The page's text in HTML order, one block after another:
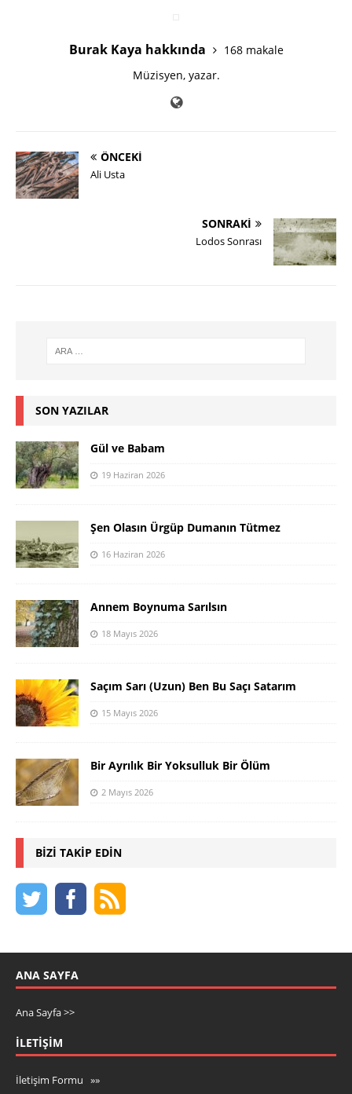
Burak Kaya hakkında
168 makale
Müzisyen, yazar.
ÖNCEKI
Ali Usta
SONRAKI
Lodos Sonrası
SON YAZILAR
Gül ve Babam
19 Haziran 2026
Şen Olasın Ürgüp Dumanın Tütmez
16 Haziran 2026
Annem Boynuma Sarılsın
18 Mayıs 2026
Saçım Sarı (Uzun) Ben Bu Saçı Satarım
15 Mayıs 2026
Bir Ayrılık Bir Yoksulluk Bir Ölüm
2 Mayıs 2026
BIZI TAKIP EDIN
ANA SAYFA
Ana Sayfa >>
İLETIŞIM
İletişim Formu »»